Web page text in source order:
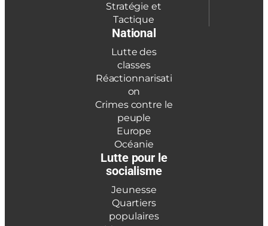
Stratégie et
Tactique
National
Lutte des
classes
Réactionnarisati
on
Crimes contre le
peuple
Europe
Océanie
Lutte pour le
socialisme
Jeunesse
Quartiers
populaires